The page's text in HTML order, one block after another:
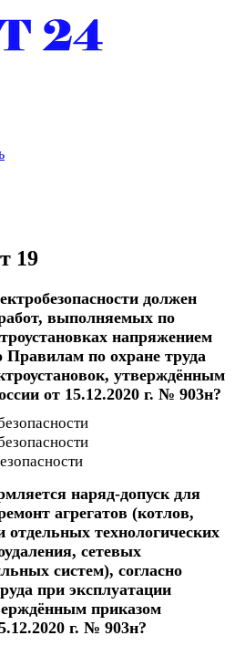
19
должен
выполняемых по
напряжением
по охране труда
утверждённым
от 15.12.2020 г. № 903н?
наряд-допуск для
агрегатов (котлов,
отдельных технологических
сетевых
систем), согласно
при эксплуатации
приказом
г. № 903н?